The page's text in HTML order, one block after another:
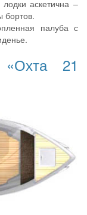
аскетична –
бортов.
палуба с
«Охта 21